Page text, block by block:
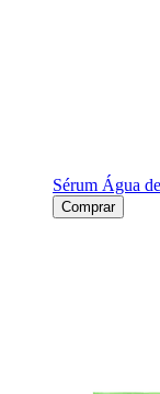
Sérum Água
Comprar